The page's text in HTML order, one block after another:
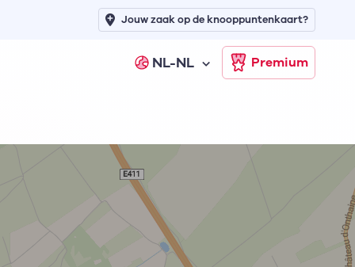
NL-NL Premium
Jouw zaak op de knooppuntenkaart?